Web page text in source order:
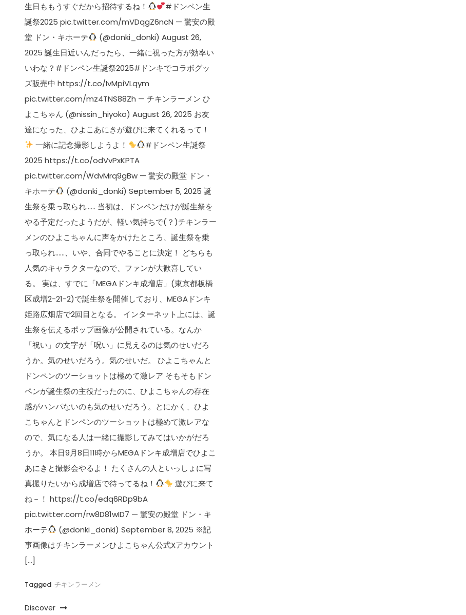
生日ももうすぐだから招待するね！
#ドンペン生
誕祭2025 pic.twitter.com/mVDqgZ6ncN — 驚安の殿
堂 ドン・キホーテ
(@donki_donki) August 26,
2025 誕生日近いんだったら、一緒に祝った方が効率い
いわな？#ドンペン生誕祭2025#ドンキでコラボグッ
ズ販売中 https://t.co/IvMpiVLqym
pic.twitter.com/mz4TNS88Zh — チキンラーメン ひ
よこちゃん (@nissin_hiyoko) August 26, 2025 お友
達になった、ひよこあにきが遊びに来てくれるって！
一緒に記念撮影しようよ！
#ドンペン生誕祭
2025 https://t.co/odVvPxKPTA
pic.twitter.com/WdvMrq9gBw — 驚安の殿堂 ドン・
キホーテ
(@donki_donki) September 5, 2025 誕
生祭を乗っ取られ…… 当初は、ドンペンだけが誕生祭を
やる予定だったようだが、軽い気持ちで(？)チキンラー
メンのひよこちゃんに声をかけたところ、誕生祭を乗
っ取られ……、いや、合同でやることに決定！ どちらも
人気のキャラクターなので、ファンが大歓喜してい
る。 実は、すでに「MEGAドンキ成増店」(東京都板橋
区成増2-21-2)で誕生祭を開催しており、MEGAドンキ
姫路広畑店で2回目となる。 インターネット上には、誕
生祭を伝えるポップ画像が公開されている。なんか
「祝い」の文字が「呪い」に見えるのは気のせいだろ
うか。気のせいだろう。気のせいだ。 ひよこちゃんと
ドンペンのツーショットは極めて激レア そもそもドン
ペンが誕生祭の主役だったのに、ひよこちゃんの存在
感がハンパないのも気のせいだろう。とにかく、ひよ
こちゃんとドンペンのツーショットは極めて激レアな
ので、気になる人は一緒に撮影してみてはいかがだろ
うか。 本日9月8日11時からMEGAドンキ成増店でひよこ
あにきと撮影会やるよ！ たくさんの人といっしょに写
真撮りたいから成増店で待ってるね！
遊びに来て
ね－！ https://t.co/edq6RDp9bA
pic.twitter.com/rw8D81wID7 — 驚安の殿堂 ドン・キ
ホーテ
(@donki_donki) September 8, 2025 ※記
事画像はチキンラーメンひよこちゃん公式Xアカウント
[…]
Tagged チキンラーメン
Discover